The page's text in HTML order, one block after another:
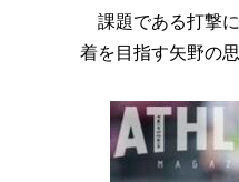
課題である打撃
着を目指す矢野の思